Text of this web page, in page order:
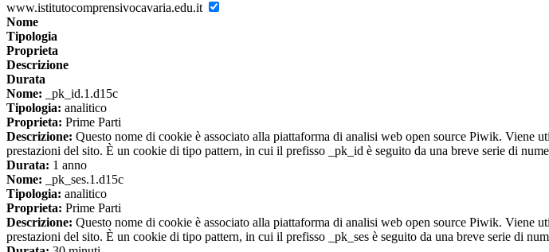
www.istitutocomprensivocavaria.edu.it
Nome
Tipologia
Proprieta
Descrizione
Durata
Nome: _pk_id.1.d15c
Tipologia: analitico
Proprieta: Prime Parti
Descrizione: Questo nome di cookie è associato alla piattaforma di analisi web open source Piwik.
prestazioni del sito. È un cookie di tipo pattern, in cui il prefisso _pk_id è seguito da una breve serie di
Durata: 1 anno
Nome: _pk_ses.1.d15c
Tipologia: analitico
Proprieta: Prime Parti
Descrizione: Questo nome di cookie è associato alla piattaforma di analisi web open source Piwik.
prestazioni del sito. È un cookie di tipo pattern, in cui il prefisso _pk_ses è seguito da una breve serie di